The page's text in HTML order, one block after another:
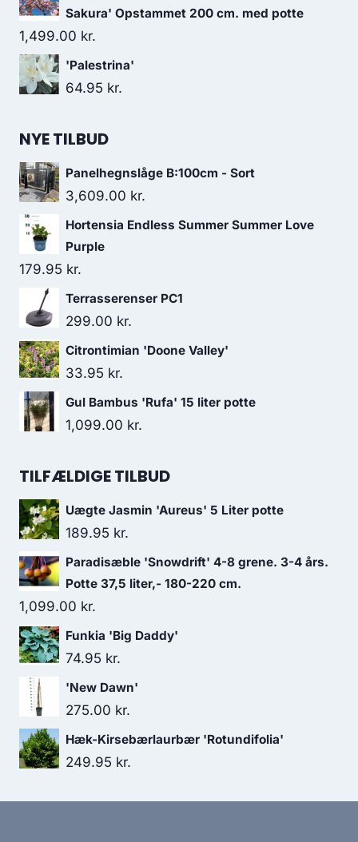
Sakura' Opstammet 200 cm. med potte
1,499.00 kr.
'Palestrina'
64.95 kr.
NYE TILBUD
Panelhegnslåge B:100cm - Sort
3,609.00 kr.
Hortensia Endless Summer Summer Love
Purple
179.95 kr.
Terrasserenser PC1
299.00 kr.
Citrontimian 'Doone Valley'
33.95 kr.
Gul Bambus 'Rufa' 15 liter potte
1,099.00 kr.
TILFÆLDIGE TILBUD
Uægte Jasmin 'Aureus' 5 Liter potte
189.95 kr.
Paradisæble 'Snowdrift' 4-8 grene. 3-4 års.
Potte 37,5 liter,- 180-220 cm.
1,099.00 kr.
Funkia 'Big Daddy'
74.95 kr.
'New Dawn'
275.00 kr.
Hæk-Kirsebærlaurbær 'Rotundifolia'
249.95 kr.